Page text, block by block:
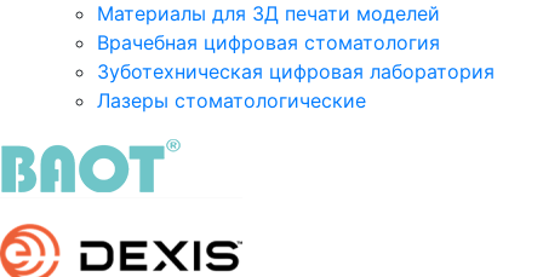
Материалы для 3Д печати моделей
Врачебная цифровая стоматология
Зуботехническая цифровая лаборатория
Лазеры стоматологические